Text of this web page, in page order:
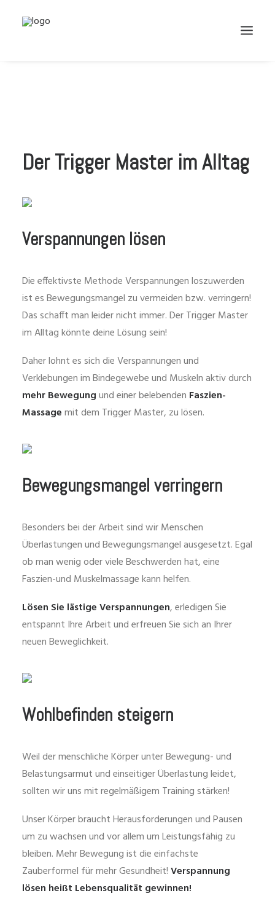
CART
Der Trigger Master im Alltag
Verspannungen lösen
Die effektivste Methode Verspannungen loszuwerden
ist es Bewegungsmangel zu vermeiden bzw. verringern!
Das schafft man leider nicht immer. Der Trigger Master
im Alltag könnte deine Lösung sein!
Daher lohnt es sich die Verspannungen und
Verklebungen im Bindegewebe und Muskeln aktiv durch
mehr Bewegungund einer belebenden Faszien-
Massagemit dem Trigger Master, zu lösen.
Bewegungsmangel verringern
Besonders bei der Arbeit sind wir Menschen
Überlastungen und Bewegungsmangel ausgesetzt. Egal
ob man wenig oder viele Beschwerden hat, eine
Faszien-und Muskelmassage kann helfen.
Lösen Sie lästige Verspannungen, erledigen Sie
entspannt Ihre Arbeit und erfreuen Sie sich an Ihrer
neuen Beweglichkeit.
Wohlbefinden steigern
Weil der menschliche Körper unter Bewegung- und
Belastungsarmut und einseitiger Überlastung leidet,
sollten wir uns mit regelmäßigem Training stärken!
Unser Körper braucht Herausforderungen und Pausen
um zu wachsen und vor allem um Leistungsfähig zu
bleiben. Mehr Bewegung ist die einfachste
Zauberformel für mehr Gesundheit!Verspannung
lösen heißt Lebensqualität gewinnen!